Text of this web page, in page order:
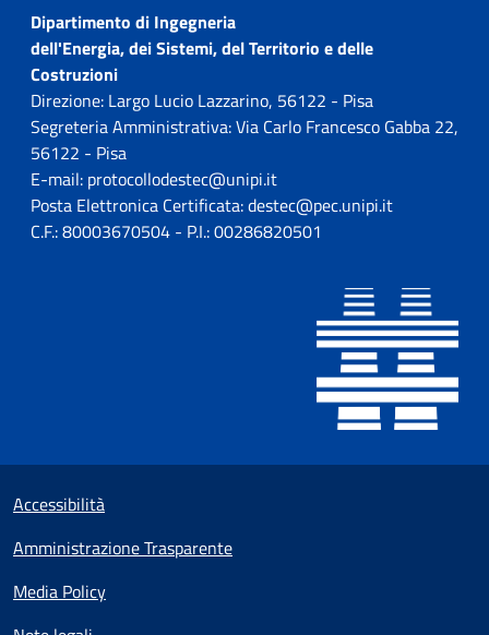
Dipartimento di Ingegneria
dell'Energia, dei Sistemi, del Territorio e delle
Costruzioni
Direzione: Largo Lucio Lazzarino, 56122 - Pisa
Segreteria Amministrativa: Via Carlo Francesco Gabba 22,
56122 - Pisa
E-mail: protocollodestec@unipi.it
Posta Elettronica Certificata: destec@pec.unipi.it
C.F.: 80003670504 - P.I.: 00286820501
Small prints
Sezione Link utili
Accessibilità
Amministrazione Trasparente
Media Policy